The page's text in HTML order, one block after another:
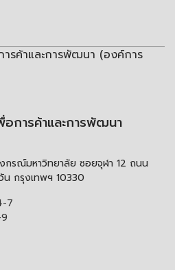
ารค้าและการพัฒนา (องค์การ
อการค้าและการพัฒนา
รณ์มหาวิทยาลัย ซอยจุฬา 12 ถนน
กรุงเทพฯ 10330
7